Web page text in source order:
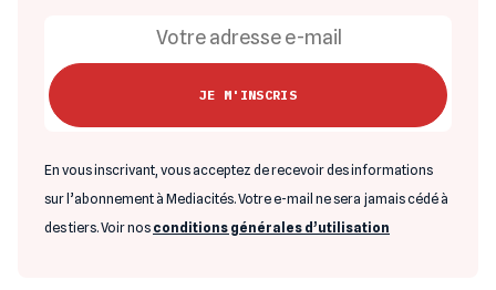
En vous inscrivant, vous acceptez de recevoir des informations
sur l’abonnement à Mediacités. Votre e-mail ne sera jamais cédé à
des tiers. Voir nos conditions générales d’utilisation